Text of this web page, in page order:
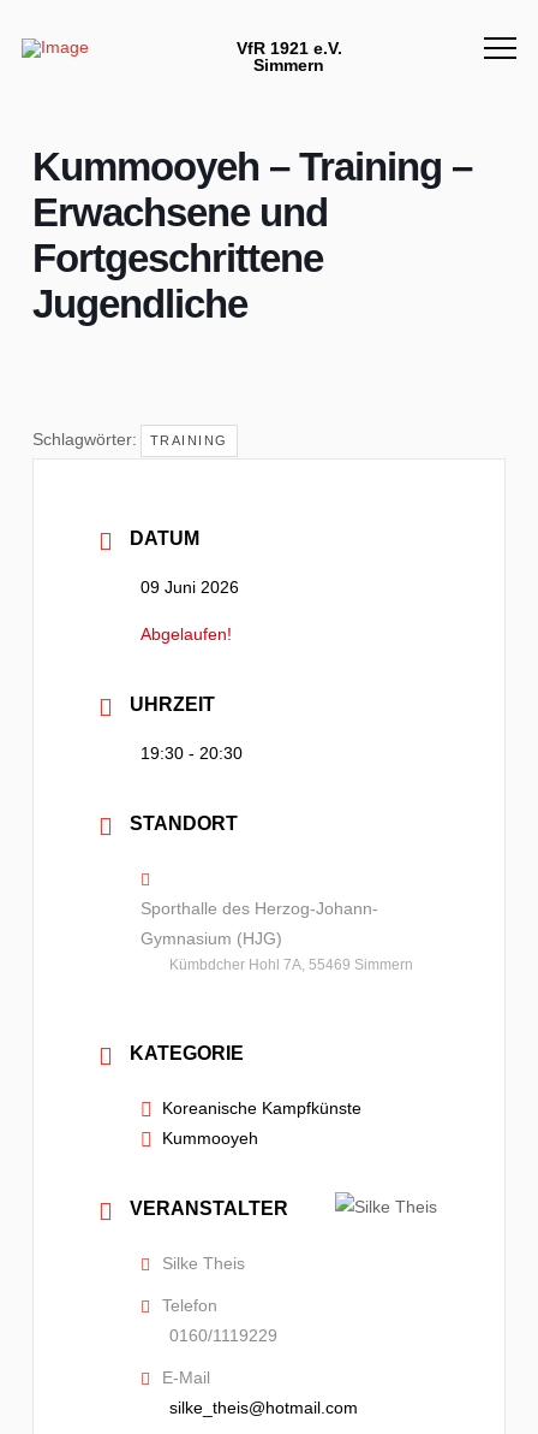
VfR 1921 e.V.
Simmern
Kummooyeh – Training –
Erwachsene und
Fortgeschrittene
Jugendliche
Schlagwörter: TRAINING
DATUM
09 Juni 2026
Abgelaufen!
UHRZEIT
19:30 - 20:30
STANDORT
Sporthalle des Herzog-Johann-
Gymnasium (HJG)
Kümbdcher Hohl 7A, 55469 Simmern
KATEGORIE
Koreanische Kampfkünste
Kummooyeh
VERANSTALTER
Silke Theis
Telefon
0160/1119229
E-Mail
silke_theis@hotmail.com